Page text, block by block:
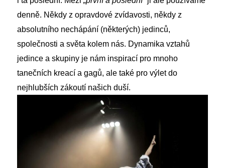
denně. Někdy z opravdové zvídavosti, někdy z
absolutního nechápání (některých) jedinců,
společnosti a světa kolem nás. Dynamika vztahů
jedince a skupiny je nám inspirací pro mnoho
tanečních kreací a gagů, ale také pro výlet do
nejhlubších zákoutí našich duší.